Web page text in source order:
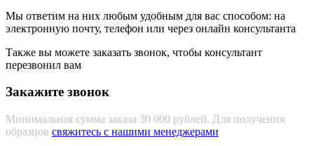
Мы ответим на них любым удобным для вас способом: на
электронную почту, телефон или через онлайн консультанта
Также вы можете заказать звонок, чтобы консультант
перезвонил вам
Закажите звонок
Минимальная сумма заказа 30 000 рублей. Для получения
образцов свяжитесь с нашими менеджерами